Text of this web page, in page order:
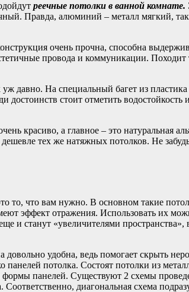
реечные потолки в ванной комнате.
Правда, алюминий – металл мягкий,
очень прочна, способна
провода и коммуникации.
давно. На специальный багет из
стоит отметить
красиво, а главное – это натуральная
тех же натяжных потолков. Не
то, что вам нужно. В основном такие
эффект отражения. Использовать их
и станут «увеличителями
удобна, ведь помогает скрыть
потолка. Состоят потолки из
панелей. Существуют 2 схемы
диагональная схема